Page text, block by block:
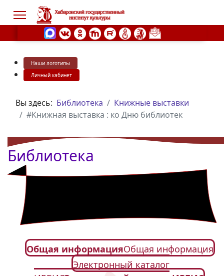
Наши логотипы
Личный кабинет
Вы здесь: Библиотека
Книжные выставки
#Книжная выставка : ко Дню библиотек
Библиотека
Общая информацияОбщая информация
Электронный каталог